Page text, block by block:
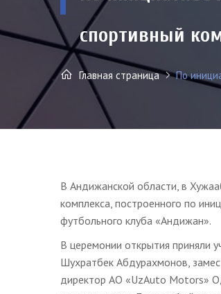
спортивный
Главная страница По
В Андижанской области, в
комплекса, построенного по
футбольного клуба «Андижан».
В церемонии открытия приняли
Шухратбек Абдурахмонов,
директор АО «UzAuto Motors»